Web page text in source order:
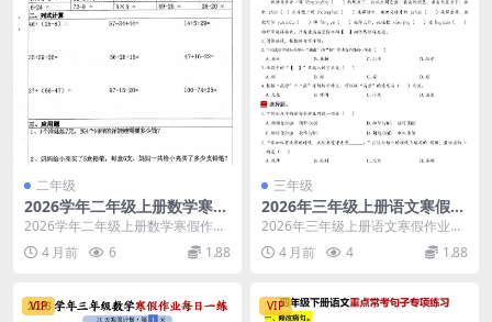
二年级
2026学年二年级上册数学寒假
作业每日一练20天（28页高清
带答案）
2026学年二年级上册数学寒假作业
每日一练：20天强化提升计划 这份
专为小学二年...
4 月前 6 1.88
三年级
2026年三年级上册语文寒假作
业每日一练30天电子档（42页
高清空白版）
2026年三年级上册语文寒假作业每
日一练：30天科学复习方案 为了帮
助三年级学生...
4 月前 4 1.88
VIP VIP